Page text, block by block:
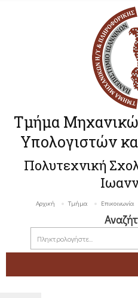
Τμήμα
Υπολογιστών
Πολυτεχνική
Αρχική Τμήμα Επικοινωνία